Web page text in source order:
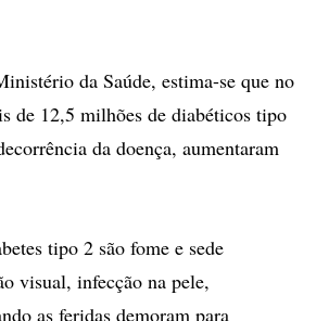
da Saúde, estima-se que no
de 12,5 milhões de diabéticos tipo
da doença, aumentaram
tipo 2 são fome e sede
visual, infecção na pele,
as feridas demoram para